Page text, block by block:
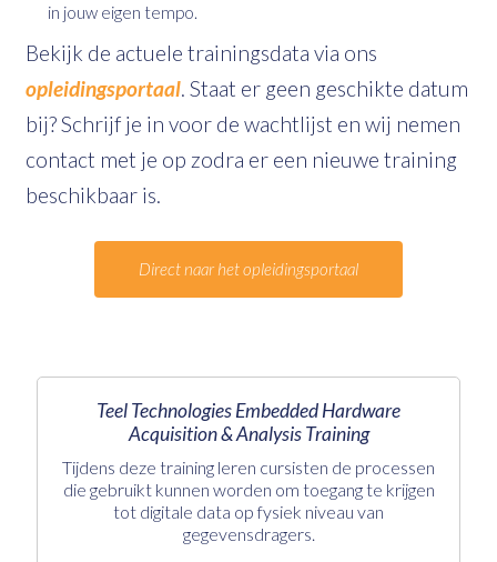
in jouw eigen tempo.
Bekijk de actuele trainingsdata via ons
opleidingsportaal. Staat er geen geschikte datum
bij? Schrijf je in voor de wachtlijst en wij nemen
contact met je op zodra er een nieuwe training
beschikbaar is.
Direct naar het opleidingsportaal
Teel Technologies Embedded Hardware
Acquisition & Analysis Training
Tijdens deze training leren cursisten de processen
die gebruikt kunnen worden om toegang te krijgen
tot digitale data op fysiek niveau van
gegevensdragers.